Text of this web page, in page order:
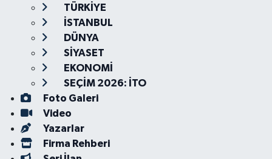
TÜRKİYE
İSTANBUL
DÜNYA
SİYASET
EKONOMİ
SEÇİM 2026: İTO
Foto Galeri
Video
Yazarlar
Firma Rehberi